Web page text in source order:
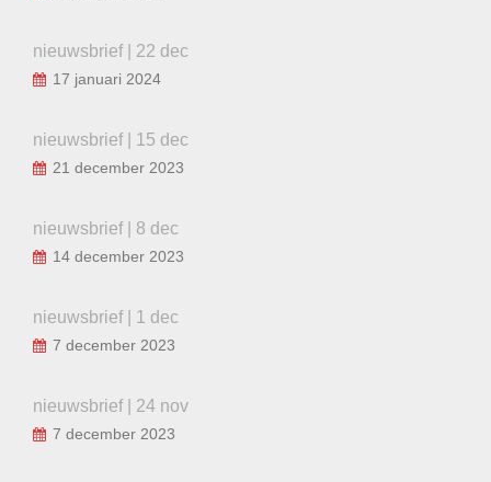
nieuwsbrief | 22 dec
17 januari 2024
nieuwsbrief | 15 dec
21 december 2023
nieuwsbrief | 8 dec
14 december 2023
nieuwsbrief | 1 dec
7 december 2023
nieuwsbrief | 24 nov
7 december 2023